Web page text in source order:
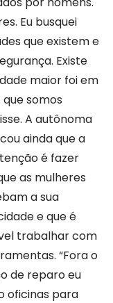
Eu busquei
que existem e
Existe
maior foi em
somos
A autônoma
ainda que a
é fazer
as mulheres
a sua
e que é
trabalhar com
“Fora o
de reparo eu
oficinas para